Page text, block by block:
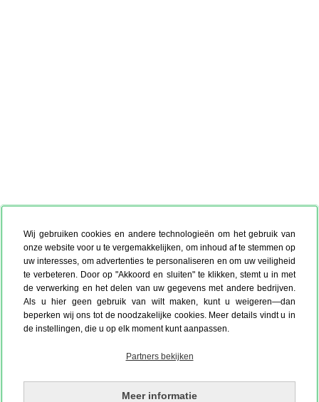
Wij gebruiken cookies en andere technologieën om het gebruik van
onze website voor u te vergemakkelijken, om inhoud af te stemmen op
uw interesses, om advertenties te personaliseren en om uw veiligheid
te verbeteren. Door op "Akkoord en sluiten" te klikken, stemt u in met
de verwerking en het delen van uw gegevens met andere bedrijven.
Als u hier geen gebruik van wilt maken, kunt u weigeren—dan
beperken wij ons tot de noodzakelijke cookies. Meer details vindt u in
de instellingen, die u op elk moment kunt aanpassen.
Partners bekijken
Meer informatie